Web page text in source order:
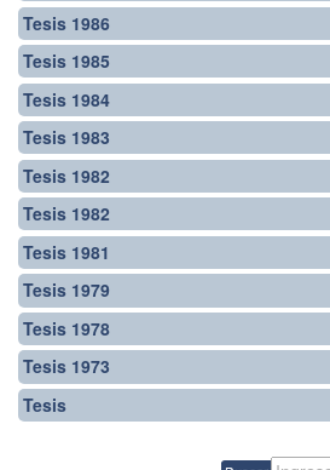
Tesis 1986
Tesis 1985
Tesis 1984
Tesis 1983
Tesis 1982
Tesis 1982
Tesis 1981
Tesis 1979
Tesis 1978
Tesis 1973
Tesis